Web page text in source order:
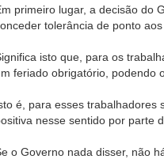
primeiro lugar, a decisão do
tolerância de ponto
isto que, para os
feriado obrigatório, podendo
é, para esses trabalhadores
nesse sentido por parte
o Governo nada disser, não